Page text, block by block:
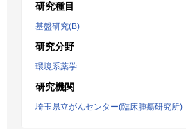
研究種目
基盤研究(B)
研究分野
環境系薬学
研究機関
埼玉県立がんセンター(臨床腫瘍研究所)